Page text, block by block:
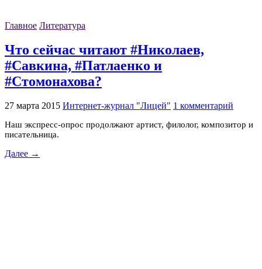
Главное Литература
Что сейчас читают #Николаев,
#Савкина, #Патлаенко и
#Стомонахова?
27 марта 2015 Интернет-журнал "Лицей" 1 комментарий
Наш экспресс-опрос продолжают артист, филолог, композитор и
писательница.
Далее →